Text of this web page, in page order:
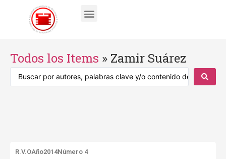
Todos los Items » Zamir Suárez
R.V.OAño2014Número 4